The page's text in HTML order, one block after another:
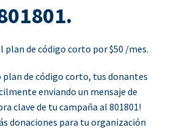
plan de código corto por $50 /mes.
plan de código corto, tus donantes
enviando un mensaje de
clave de tu campaña al 801801!
donaciones para tu organización